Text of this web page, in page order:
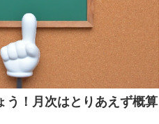
う！月次はとりあえず概算